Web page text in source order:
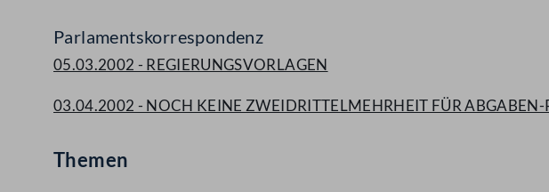
Parlamentskorrespondenz
05.03.2002 - REGIERUNGSVORLAGEN
03.04.2002 - NOCH KEINE ZWEIDRITTELMEHRHEIT FÜR ABGABEN-
Themen